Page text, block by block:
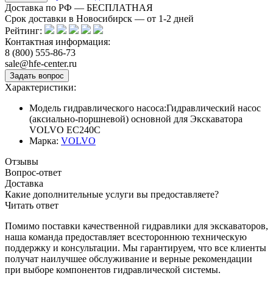
Доставка по РФ — БЕСПЛАТНАЯ
Срок доставки в Новосибирск — от 1-2 дней
Рейтинг:
Контактная информация:
8 (800) 555-86-73
sale@hfe-center.ru
Характеристики:
Модель гидравлического насоса:Гидравлический насос
(аксиально-поршневой) основной для Экскаватора
VOLVO EC240C
Марка: VOLVO
Отзывы
Вопрос-ответ
Доставка
Какие дополнительные услуги вы предоставляете?
Читать ответ
Помимо поставки качественной гидравлики для экскаваторов,
наша команда предоставляет всестороннюю техническую
поддержку и консультации. Мы гарантируем, что все клиенты
получат наилучшее обслуживание и верные рекомендации
при выборе компонентов гидравлической системы.